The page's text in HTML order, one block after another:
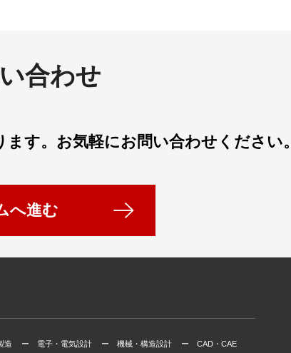
合わせ
す。 お気軽にお問い合わせください。
へ進む
造 ー 電子・電気設計 ー 機械・構造設計
ー CAD・CAE